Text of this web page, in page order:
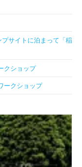
プサイトに泊まって「稲
クショップ
ークショップ